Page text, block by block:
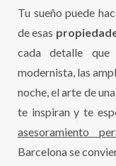
Tu sueño puede
de esas
cada detalle que
modernista, las
noche, el arte de
te inspiran y te
asesoramiento
Barcelona se